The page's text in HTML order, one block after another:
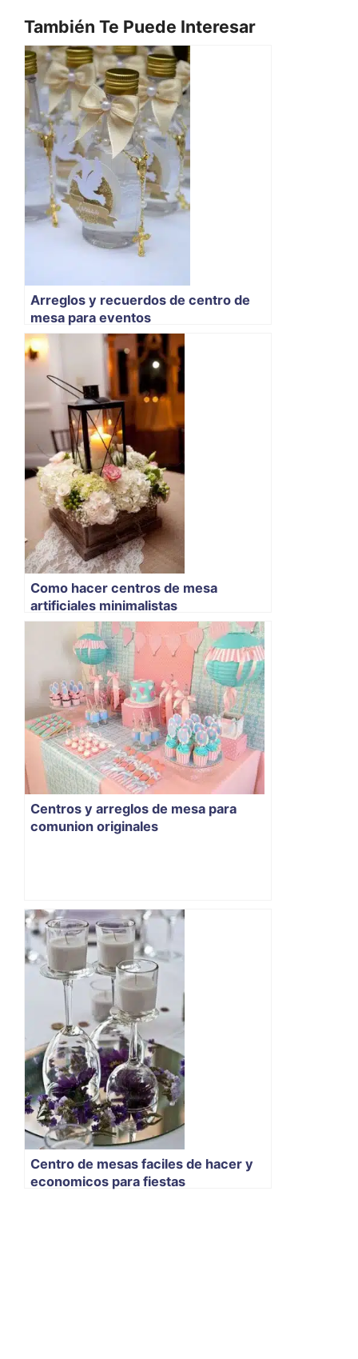
También Te Puede Interesar
Arreglos y recuerdos de centro de
mesa para eventos
Como hacer centros de mesa
artificiales minimalistas
Centros y arreglos de mesa para
comunion originales
Centro de mesas faciles de hacer y
economicos para fiestas